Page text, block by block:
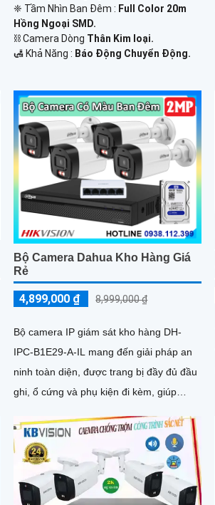
❈ Tầm Nhìn Ban Đêm : Full Color 20m
Hồng Ngoại SMD.
⛓ Camera Dòng Thân Kim loại.
️🛃 Khả Năng : Báo Động Chuyển Động.
Bộ Camera Dahua Kho Hàng Giá
Rẻ
4,899,000 ₫ 8,999,000 ₫
Bộ camera IP giám sát kho hàng DH-
IPC-B1E29-A-IL mang đến giải pháp an
ninh toàn diện, được trang bị đầy đủ đầu
ghi, ổ cứng và phụ kiện đi kèm, giúp
dụng. Hệ thống hỗ trợ quan sát ban đêm
rõ nét nhờ công nghệ hồng ngoại kết
hợp đèn LED ánh sáng trắng, cùng khả
năng phát hiện chuyển động thông minh,